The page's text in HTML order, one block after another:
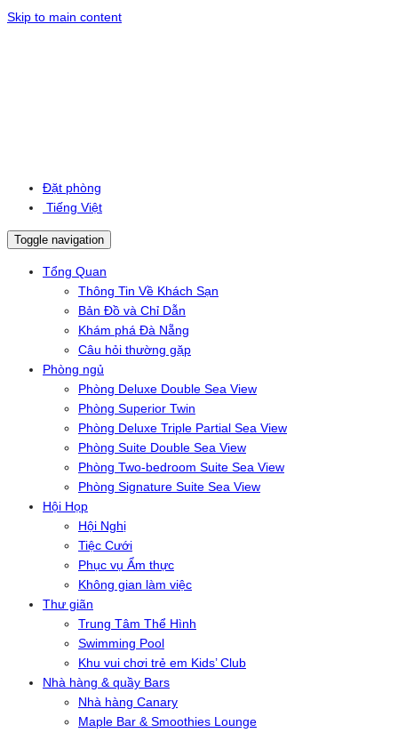
Skip to main content
Đặt phòng
Tiếng Việt
Toggle navigation
Tổng Quan
Thông Tin Về Khách Sạn
Bản Đồ và Chỉ Dẫn
Khám phá Đà Nẵng
Câu hỏi thường gặp
Phòng ngủ
Phòng Deluxe Double Sea View
Phòng Superior Twin
Phòng Deluxe Triple Partial Sea View
Phòng Suite Double Sea View
Phòng Two-bedroom Suite Sea View
Phòng Signature Suite Sea View
Hội Họp
Hội Nghị
Tiệc Cưới
Phục vụ Ẩm thực
Không gian làm việc
Thư giãn
Trung Tâm Thể Hình
Swimming Pool
Khu vui chơi trẻ em Kids’ Club
Nhà hàng & quầy Bars
Nhà hàng Canary
Maple Bar & Smoothies Lounge